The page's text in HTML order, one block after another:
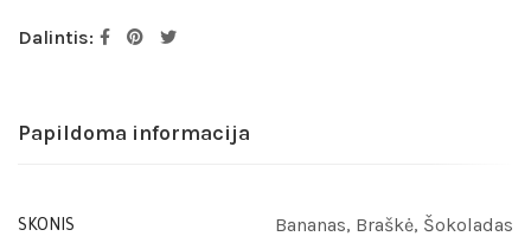
Dalintis:
Papildoma informacija
SKONIS Bananas, Braškė, Šokoladas